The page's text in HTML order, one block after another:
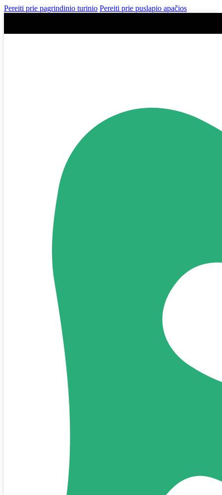
Pereiti prie pagrindinio turinio Pereiti prie puslapio apačios